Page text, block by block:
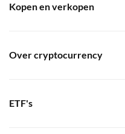
Kopen en verkopen
Over cryptocurrency
ETF's